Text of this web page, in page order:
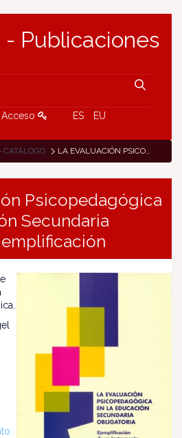
- Publicaciones
Acceso ES EU
CATÁLOGO LA EVALUACIÓN PSICOPEDAGÓGICA EN LA EDUCACIÓN SECUNDARIA OBLIGATORIA. EJEMPLIFICACIÓN
Psicopedagógica
Secundaria